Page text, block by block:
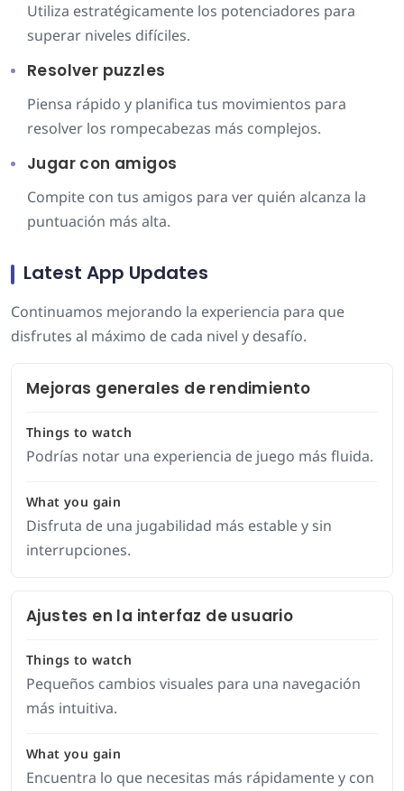
Utiliza estratégicamente los potenciadores para
superar niveles difíciles.
Resolver puzzles
Piensa rápido y planifica tus movimientos para
resolver los rompecabezas más complejos.
Jugar con amigos
Compite con tus amigos para ver quién alcanza la
puntuación más alta.
Latest App Updates
Continuamos mejorando la experiencia para que
disfrutes al máximo de cada nivel y desafío.
Mejoras generales de rendimiento
Things to watch
Podrías notar una experiencia de juego más fluida.
What you gain
Disfruta de una jugabilidad más estable y sin
interrupciones.
Ajustes en la interfaz de usuario
Things to watch
Pequeños cambios visuales para una navegación
más intuitiva.
What you gain
Encuentra lo que necesitas más rápidamente y con